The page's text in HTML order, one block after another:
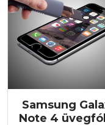
Samsung
Note 4